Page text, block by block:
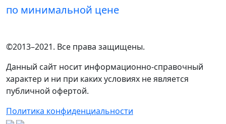
по минимальной цене
©2013–2021. Все права защищены.
Данный сайт носит информационно-справочный
характер и ни при каких условиях не является
публичной офертой.
Политика конфиденциальности